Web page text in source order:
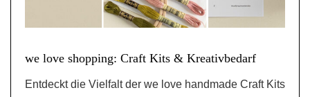
we love shopping: Craft Kits & Kreativbedarf
Entdeckt die Vielfalt der we love handmade Craft Kits